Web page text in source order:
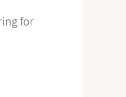
for